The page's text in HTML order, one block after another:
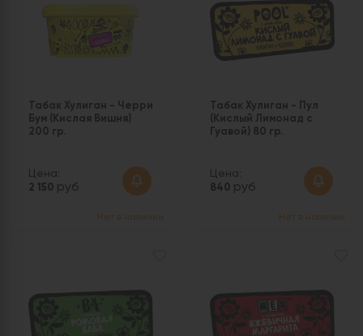
Табак Хулиган - Черри
Бум (Кислая Вишня)
200 гр.
Цена:
2 150 руб
Нет в наличии
Табак Хулиган - Пул
(Кислый Лимонад с
Гуавой) 80 гр.
Цена:
840 руб
Нет в наличии